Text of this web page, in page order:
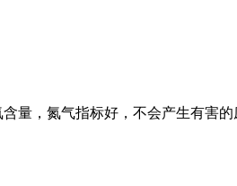
量，氮气指标好，不会产生有害的